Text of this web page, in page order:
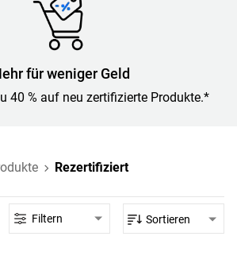
für weniger Geld
40 % auf neu zertifizierte Produkte.*
Rezertifiziert
Filtern Sortieren